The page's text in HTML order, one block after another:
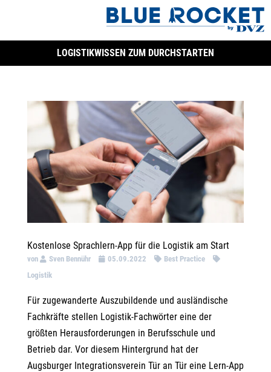
LOGISTIKWISSEN ZUM DURCHSTARTEN
Kostenlose Sprachlern-App für die Logistik am Start
von Sven Bennühr 05.09.2022
Best Practice
Logistik
Für zugewanderte Auszubildende und ausländische
Fachkräfte stellen Logistik-Fachwörter eine der
größten Herausforderungen in Berufsschule und
Betrieb dar. Vor diesem Hintergrund hat der
Augsburger Integrationsverein Tür an Tür eine Lern-App